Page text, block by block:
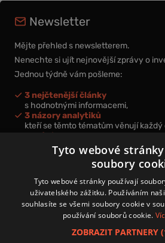
Newsletter
Mějte přehled s newsletterem.
Nenechte si ujít nejnovější zprávy o
Jednou týdně vám pošleme:
3 nejčtenější články
s hodnotnými informacemi,
3 názory analytiků
kteří se těmto tématům věnují každý
nová videa a podcasty
k prohloubení vašich znalostí.
Přihlášením k newsletteru vyjadřujete svůj
zpracování osobních údajů.
Tyto webové
soubory
Tyto webové stránky používají
uživatelského zážitku. Používáním
souhlasíte se všemi soubory cookie v
používání souborů cookie.
ZOBRAZIT PARTNERY